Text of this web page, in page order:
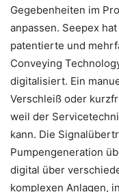
Gegebenheiten im
anpassen. Seepex
patentierte und
Conveying
digitalisiert. Ein
Verschleiß oder
weil der
kann. Die
Pumpengeneration
digital über
komplexen Anlagen,